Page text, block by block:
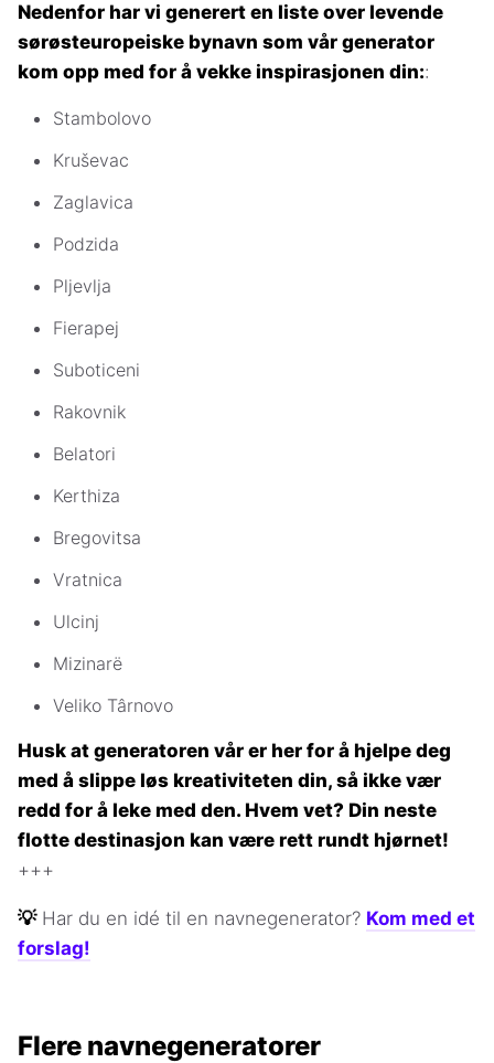
Nedenfor har vi generert en liste over levende
sørøsteuropeiske bynavn som vår generator
kom opp med for å vekke inspirasjonen din::
Stambolovo
Kruševac
Zaglavica
Podzida
Pljevlja
Fierapej
Suboticeni
Rakovnik
Belatori
Kerthiza
Bregovitsa
Vratnica
Ulcinj
Mizinarë
Veliko Târnovo
Husk at generatoren vår er her for å hjelpe deg
med å slippe løs kreativiteten din, så ikke vær
redd for å leke med den. Hvem vet? Din neste
flotte destinasjon kan være rett rundt hjørnet!
+++
💡 Har du en idé til en navnegenerator? Kom med et
forslag!
Flere navnegeneratorer